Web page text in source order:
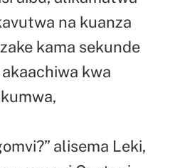
na kuanza
kama sekunde
kwa
alisema Leki,